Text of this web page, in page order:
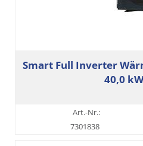
Smart Full Inverter
40,0
Art.-Nr.:
7301838